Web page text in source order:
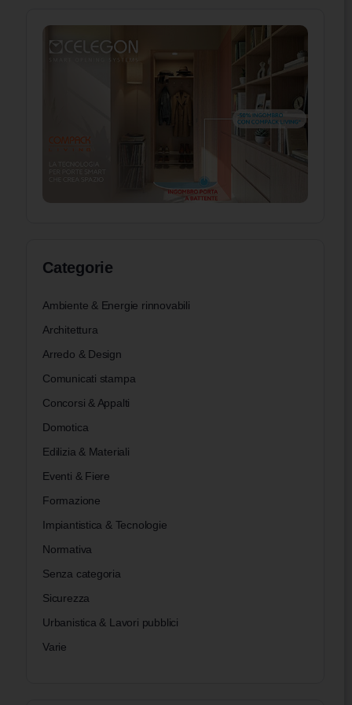
0
Categorie
Ambiente & Energie rinnovabili
Architettura
Arredo & Design
Comunicati stampa
Concorsi & Appalti
Domotica
Edilizia & Materiali
Eventi & Fiere
Formazione
Impiantistica & Tecnologie
Normativa
Senza categoria
Sicurezza
Urbanistica & Lavori pubblici
Varie